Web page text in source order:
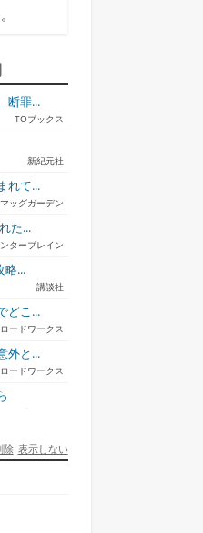
極悪貴族、謙虚堅実に
断罪...
TOブックス
新紀元社
れて...
マッグガーデン
た...
ターブレイン
略...
講談社
どこ...
ードワークス
外と...
ードワークス
ーブルテレビ
...
一二三書房
表示しない
除